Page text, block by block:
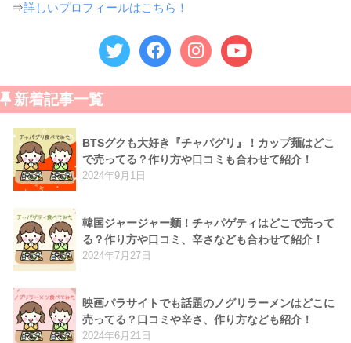
⇒詳しいプロフィールはこちら！
新着記事一覧
BTSグクも大好き『チャパグリ』！カップ麺はどこ
で売ってる？作り方や口コミも合わせて紹介！
2024年9月1日
韓国ジャージャー麵！チャパゲティはどこで売って
る？作り方や口コミ、辛さなども合わせて紹介！
2024年7月27日
映画パラサイトでも話題のノグリラーメンはどこに
売ってる？口コミや辛さ、作り方なども紹介！
2024年6月21日